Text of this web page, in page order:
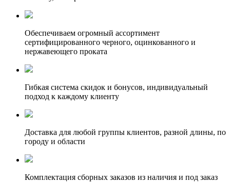
Обеспечиваем огромный ассортимент
сертифицированного черного, оцинкованного и
нержавеющего проката
Гибкая система скидок и бонусов, индивидуальный
подход к каждому клиенту
Доставка для любой группы клиентов, разной длины, по
городу и области
Комплектация сборных заказов из наличия и под заказ